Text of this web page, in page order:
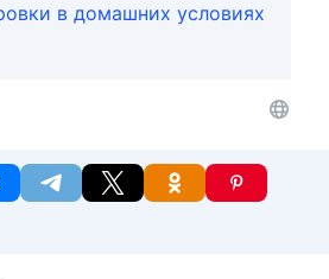
в домашних условиях